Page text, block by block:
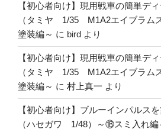
【初心者向け】現用戦車の簡単デ
（タミヤ 1/35 M1A2エイブラム
塗装編～ に bird より
【初心者向け】現用戦車の簡単デ
（タミヤ 1/35 M1A2エイブラム
塗装編～ に 村上真一 より
【初心者向け】ブルーインパルス
（ハセガワ 1/48）～⑱スミ入れ編